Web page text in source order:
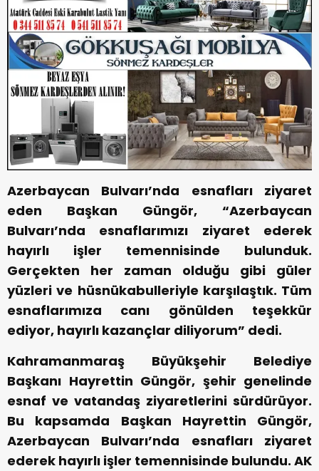
Azerbaycan Bulvarı’nda esnafları ziyaret
eden Başkan Güngör, “Azerbaycan
Bulvarı’nda esnaflarımızı ziyaret ederek
hayırlı işler temennisinde bulunduk.
Gerçekten her zaman olduğu gibi güler
yüzleri ve hüsnükabulleriyle karşılaştık. Tüm
esnaflarımıza canı gönülden teşekkür
ediyor, hayırlı kazançlar diliyorum” dedi.
Kahramanmaraş Büyükşehir Belediye
Başkanı Hayrettin Güngör, şehir genelinde
esnaf ve vatandaş ziyaretlerini sürdürüyor.
Bu kapsamda Başkan Hayrettin Güngör,
Azerbaycan Bulvarı’nda esnafları ziyaret
ederek hayırlı işler temennisinde bulundu. AK